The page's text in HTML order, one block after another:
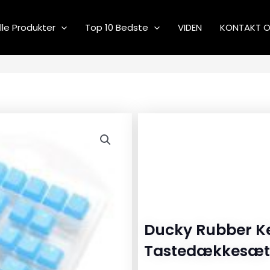
Produkter Top 10 Bedste VIDEN KONTAKT
Ducky Rubber